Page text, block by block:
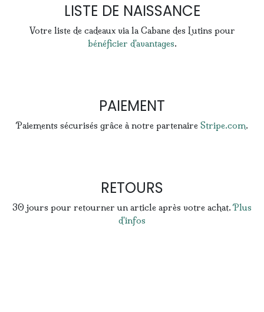
LISTE DE NAISSANCE
Votre liste de cadeaux via la Cabane des Lutins pour
bénéficier d'avantages.
PAIEMENT
Paiements sécurisés grâce à notre partenaire Stripe.com.
RETOURS
30 jours pour retourner un article après votre achat.Plus
d'infos